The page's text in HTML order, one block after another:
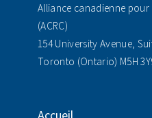
Alliance canadienne
(ACRC)
154 University Avenue,
Toronto (Ontario) M5H
Accueil